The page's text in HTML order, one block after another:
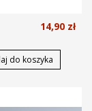
14,90 zł
do koszyka